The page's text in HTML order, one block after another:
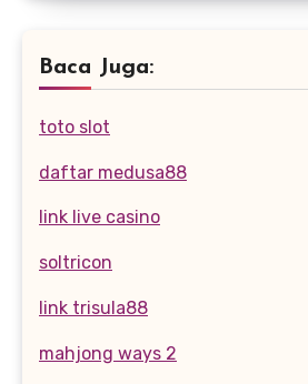
Baca Juga:
toto slot
daftar medusa88
link live casino
soltricon
link trisula88
mahjong ways 2